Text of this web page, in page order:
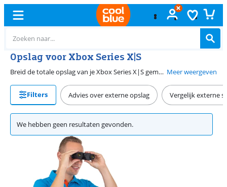
Opslag voor Xbox Series X|S
Breid de totale opslag van je Xbox Series X|S gemakkelijk uit met een HDD of SSD. Je bewaart meer games, downloads, mods en meer, zonder dat de interne opslag van je Xbox Series X|S vol raakt. Neem bijvoorbeeld de Xbox Storage Expansion Card, waarmee je een grote opslagcapaciteit combineert met snelle laadtijden. Of kies voor een externe HDD en neem je favoriete titels overal mee naartoe. Let wel op, je speelt games alleen direct vanaf de interne opslag van je Xbox, of een Expansion Pack. Met een harde schijf moet je deze op de Xbox zetten. Meer weergeven
Filters Advies over externe opslag Vergelijk externe
We hebben geen resultaten gevonden.